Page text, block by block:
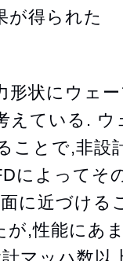
が得られた
形状にウェ
えている.
ことで,非設
によってそ
に近づける
が,性能にあ